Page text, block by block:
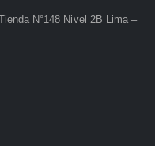
N°148 Nivel 2B Lima –